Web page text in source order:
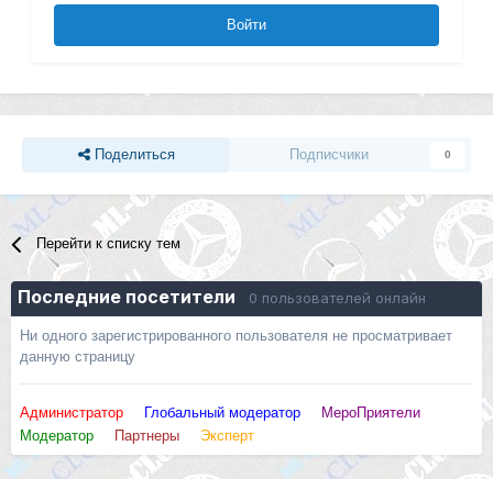
Войти
Поделиться Подписчики 0
Перейти к списку тем
Последние посетители 0 пользователей онлайн
Ни одного зарегистрированного пользователя не просматривает
данную страницу
Администратор Глобальный модератор
МероПриятели
Модератор
Партнеры Эксперт